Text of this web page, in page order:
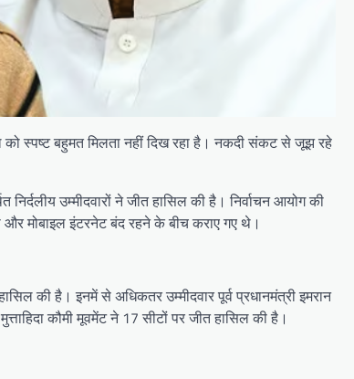
को स्पष्ट बहुमत मिलता नहीं दिख रहा है। नकदी संकट से जूझ रहे
उम्मीदवारों ने जीत हासिल की है। निर्वाचन आयोग की
मोबाइल इंटरनेट बंद रहने के बीच कराए गए थे।
की है। इनमें से अधिकतर उम्मीदवार पूर्व प्रधानमंत्री इमरान
कौमी मूवमेंट ने 17 सीटों पर जीत हासिल की है।